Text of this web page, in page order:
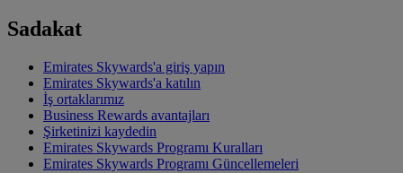
Sadakat
Emirates Skywards'a giriş yapın
Emirates Skywards'a katılın
İş ortaklarımız
Business Rewards avantajları
Şirketinizi kaydedin
Emirates Skywards Programı Kuralları
Emirates Skywards Programı Güncellemeleri